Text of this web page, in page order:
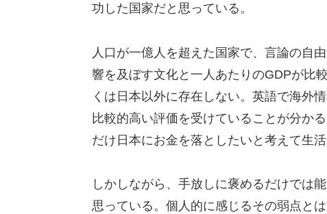
功した国家だと思っている。
人口が一億人を超えた国家で、言論の自
響を及ぼす文化と一人あたりのGDPが比
くは日本以外に存在しない。英語で海外
比較的高い評価を受けていることが分か
だけ日本にお金を落としたいと考えて生活
しかしながら、手放しに褒めるだけでは
思っている。個人的に感じるその弱点と